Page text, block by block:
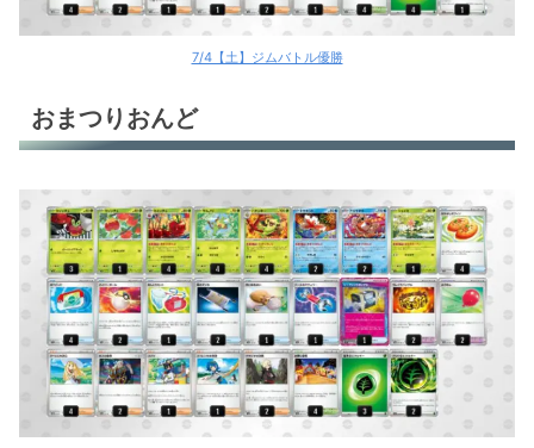
7/4【土】ジムバトル優勝
おまつりおんど